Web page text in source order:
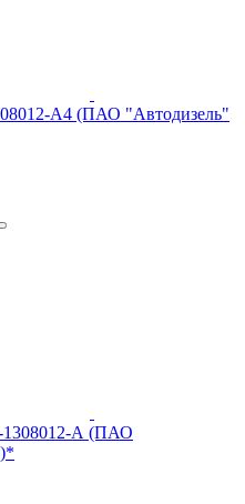
А4 (ПАО "Автодизель"
1308012-А (ПАО